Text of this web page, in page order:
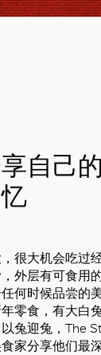
自己
很大机会吃过
外层有可食用
何时候品尝的
零食，有大白
兔迎兔，The
家分享他们最